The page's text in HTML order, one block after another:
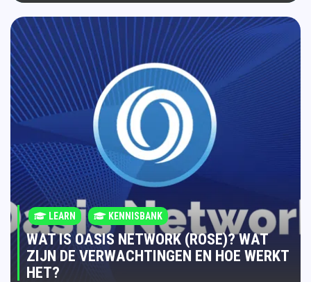
LEARN KENNISBANK
WAT IS OASIS NETWORK (ROSE)? WAT
ZIJN DE VERWACHTINGEN EN HOE WERKT
HET?